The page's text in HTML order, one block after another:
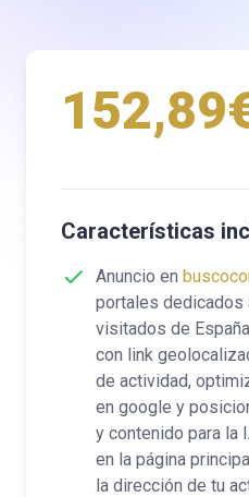
Características
Anuncio en
portales dedicados
visitados de
con link
de actividad,
en google y
y contenido para la
en la página
la dirección de tu